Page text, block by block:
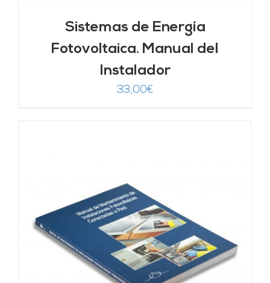
Sistemas de Energía
Fotovoltaica. Manual del
Instalador
33,00€